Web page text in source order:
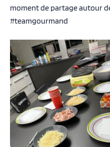
c
n
t
e
n
u
moment de partage autour
#teamgourmand